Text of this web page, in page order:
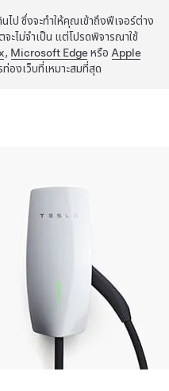
ไป ซึ่งจะทำให้คุณเข้าถึงฟีเจอร์ต่าง
จะไม่จำเป็น แต่โปรดพิจารณาใช้
, Microsoft Edge หรือ Apple
องเว็บที่เหมาะสมที่สุด